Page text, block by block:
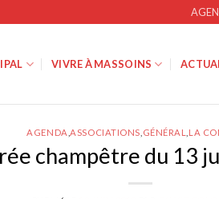
VIVRE À MASSOINS
AGENDA ,ASSOCIATIONS GÉNÉRAL LA
champêtre du 13